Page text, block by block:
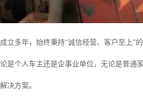
多年，始终秉持“诚信经营、客户至上”的
是个人车主还是企事业单位，无论是普通
决方案。